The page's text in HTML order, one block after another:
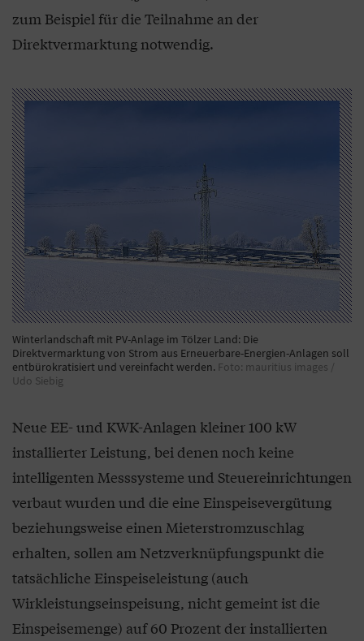
zum Beispiel für die Teilnahme an der
Direktvermarktung notwendig.
Winterlandschaft mit PV-Anlage im Tölzer Land: Die
Direktvermarktung von Strom aus Erneuerbare-Energien-Anlagen soll
entbürokratisiert und vereinfacht werden. Foto: mauritius images /
Udo Siebig
Neue EE- und KWK-Anlagen kleiner 100 kW
installierter Leistung, bei denen noch keine
intelligenten Messsysteme und Steuereinrichtungen
verbaut wurden und die eine Einspeisevergütung
beziehungsweise einen Mieterstromzuschlag
erhalten, sollen am Netzverknüpfungspunkt die
tatsächliche Einspeiseleistung (auch
Wirkleistungseinspeisung, nicht gemeint ist die
Einspeisemenge) auf 60 Prozent der installierten